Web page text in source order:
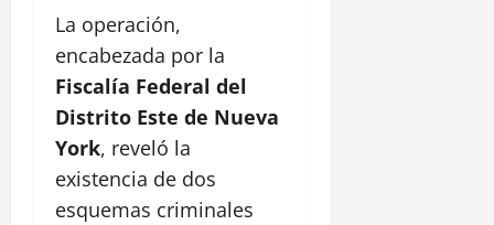
La operación,
encabezada por la
Fiscalía Federal del
Distrito Este de Nueva
York, reveló la
existencia de dos
esquemas criminales